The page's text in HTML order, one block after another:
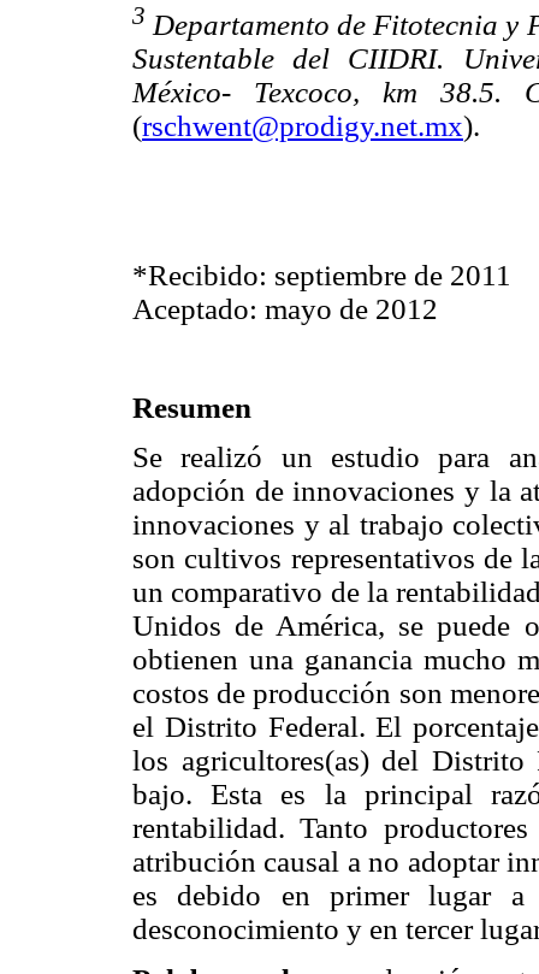
3 Departamento de Fitotecnia y
Sustentable del CIIDRI.
México- Texcoco, km 38.5.
(rschwent@prodigy.net.mx).
*Recibido: septiembre de 2011
Aceptado: mayo de 2012
Resumen
Se realizó un estudio para
adopción de innovaciones y la
innovaciones y al trabajo
son cultivos representativos de
un comparativo de la
Unidos de América, se puede
obtienen una ganancia mucho
costos de producción son
el Distrito Federal. El
los agricultores(as) del
bajo. Esta es la principal
rentabilidad. Tanto
atribución causal a no adoptar
es debido en primer lugar a
desconocimiento y en tercer